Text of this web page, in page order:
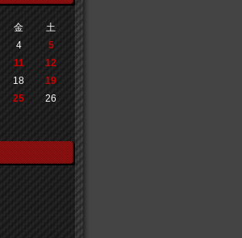
金
土
4
5
11
12
18
19
25
26